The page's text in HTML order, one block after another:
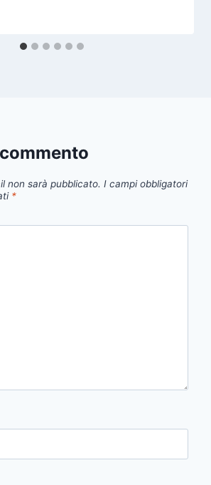
non sarà pubblicato. I campi obbligatori
*